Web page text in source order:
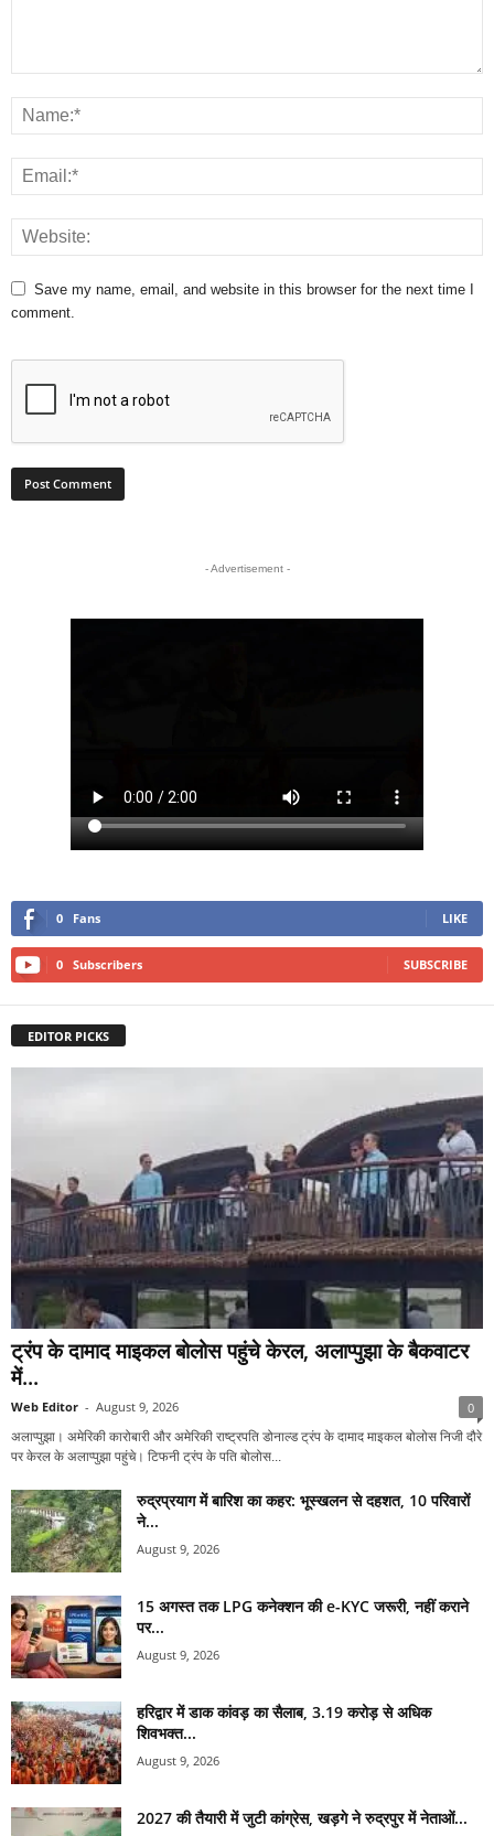
Save my name, email, and website in this browser for the next time I
comment.
- Advertisement -
0 Fans LIKE
0 Subscribers SUBSCRIBE
EDITOR PICKS
ट्रंप के दामाद माइकल बोलोस पहुंचे केरल, अलाप्पुझा के बैकवाटर
में...
Web Editor - August 9, 2026 0
अलाप्पुझा। अमेरिकी कारोबारी और अमेरिकी राष्ट्रपति डोनाल्ड ट्रंप के दामाद माइकल बोलोस निजी दौरे
पर केरल के अलाप्पुझा पहुंचे। टिफनी ट्रंप के पति बोलोस...
रुद्रप्रयाग में बारिश का कहर: भूस्खलन से दहशत, 10 परिवारों
ने...
August 9, 2026
15 अगस्त तक LPG कनेक्शन की e-KYC जरूरी, नहीं कराने
पर...
August 9, 2026
हरिद्वार में डाक कांवड़ का सैलाब, 3.19 करोड़ से अधिक
शिवभक्त...
August 9, 2026
2027 की तैयारी में जुटी कांग्रेस, खड़गे ने रुद्रपुर में नेताओं...